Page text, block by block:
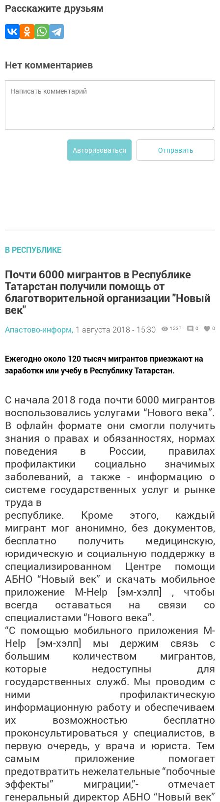
Расскажите друзьям
Нет комментариев
Авторизоваться Отправить
В РЕСПУБЛИКЕ
Почти 6000 мигрантов в Республике
Татарстан получили помощь от
благотворительной организации "Новый
век"
Апастово-информ, 1 августа 2018 - 15:30 1237 0 0
Ежегодно около 120 тысяч мигрантов приезжают на
заработки или учебу в Республику Татарстан.
С начала 2018 года почти 6000 мигрантов
воспользовались услугами “Нового века”.
В офлайн формате они смогли получить
знания о правах и обязанностях, нормах
поведения в России, правилах
профилактики социально значимых
заболеваний, а также - информацию о
системе государственных услуг и рынке
труда в
республике. Кроме этого, каждый
мигрант мог анонимно, без документов,
бесплатно
получить медицинскую,
юридическую и социальную поддержку в
специализированном Центре помощи
АБНО “Новый век” и скачать мобильное
приложение M-Help [эм-хэлп] , чтобы
всегда
оставаться на связи со
специалистами“Нового века”.
“С помощью мобильного приложения M-
Help
[эм-хэлп] мы держим связь с
большим
количеством мигрантов,
которые
недоступны для
государственных служб. Мы проводим с
ними профилактическую
информационную работу и обеспечиваем
их возможностью бесплатно
проконсультироваться у специалистов, в
первую очередь, у врача и юриста. Тем
самым приложение помогает
предотвратить нежелательные“побочные
эффекты” миграции,”-
отмечает
генеральный директор АБНО “Новый век”